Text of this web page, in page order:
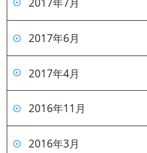
2017年6月
2017年4月
2016年11月
2016年3月